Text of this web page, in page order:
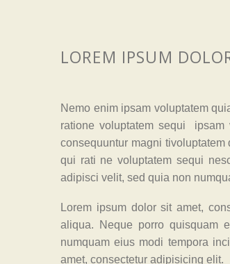
LOREM IPSUM
Nemo enim ipsam voluptatem
ratione voluptatem sequi ipsam
consequuntur magni
qui rati ne voluptatem sequi
adipisci velit, sed quia non
Lorem ipsum dolor sit amet,
aliqua. Neque porro quisquam
numquam eius modi tempora
amet, consectetur adipisicing elit.